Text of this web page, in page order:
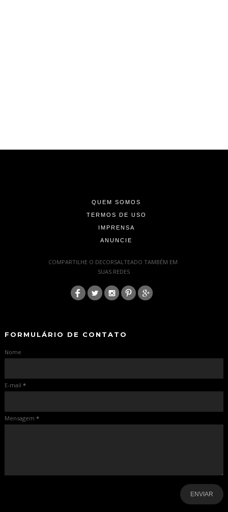
QUEM SOMOS
TERMOS DE USO
IMPRENSA
ANUNCIE
COMPARTILHE O DECORSALTEADO TAMBÉM EM
SUAS REDES
FORMULÁRIO DE CONTATO
Nome
E-mail *
Mensagem *